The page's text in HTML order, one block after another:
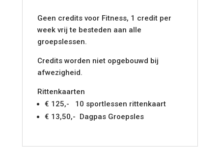
Geen credits voor Fitness, 1 credit per
week vrij te besteden aan alle
groepslessen.
Credits worden niet opgebouwd bij
afwezigheid.
Rittenkaarten
€ 125,- 10 sportlessen rittenkaart
€ 13,50,- Dagpas Groepsles